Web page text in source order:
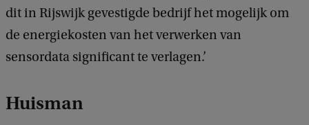
dit in Rijswijk gevestigde bedrijf het mogelijk om
de energiekosten van het verwerken van
sensordata significant te verlagen.’
Huisman